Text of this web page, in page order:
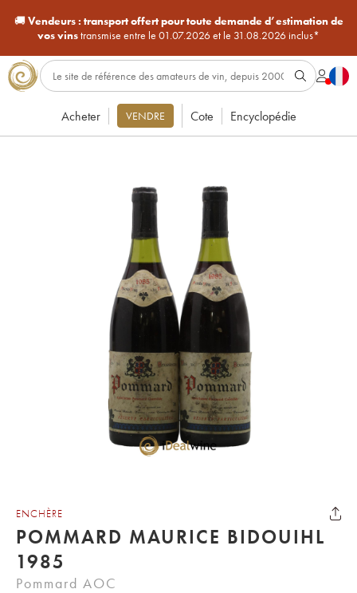
🚚Vendeurs : transport offert pour toute demande d’estimation de
vos vinstransmise entre le 01.07.2026 et le 31.08.2026 inclus*
Acheter VENDRE Cote Encyclopédie
ENCHÈRE
POMMARD MAURICE BIDOUIHL
1985
Pommard AOC